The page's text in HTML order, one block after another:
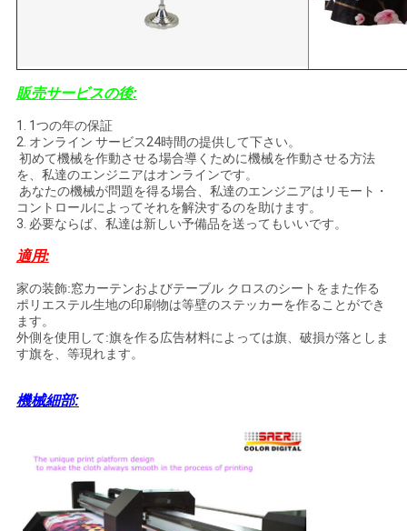
販売サービスの後:
1. 1つの年の保証
2. オンライン サービス24時間の提供して下さい。
初めて機械を作動させる場合導くために機械を作動させる方法
を、私達のエンジニアはオンラインです。
あなたの機械が問題を得る場合、私達のエンジニアはリモート・
コントロールによってそれを解決するのを助けます。
3. 必要ならば、私達は新しい予備品を送ってもいいです。
適用:
家の装飾:窓カーテンおよびテーブル クロスのシートをまた作る
ポリエステル生地の印刷物は等壁のステッカーを作ることができ
ます。
外側を使用して:旗を作る広告材料によっては旗、破損が落としま
す旗を、等現れます。
機械細部: